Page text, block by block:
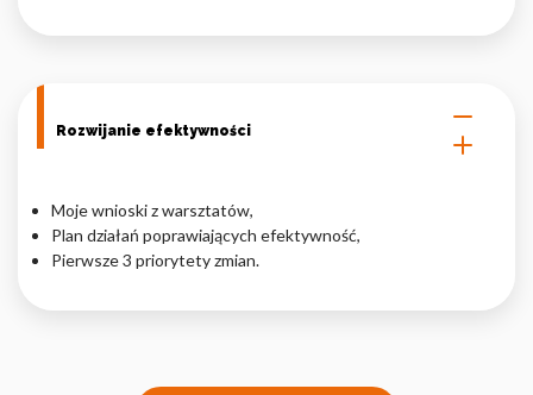
Rozwijanie efektywności
Moje wnioski z warsztatów,
Plan działań poprawiających efektywność,
Pierwsze 3 priorytety zmian.